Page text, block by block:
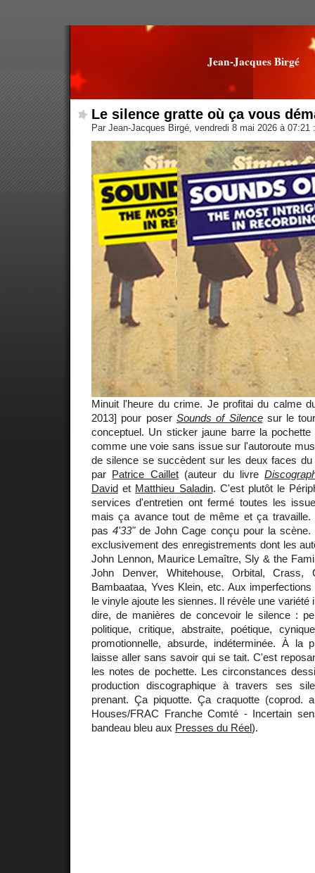
Jean-Jacques Birgé
Le silence gratte où ça vous
Par Jean-Jacques Birgé, vendredi 8 mai 2026 à 07:21
Minuit l'heure du crime. Je profitai du calme
2013] pour poser Sounds of Silencesur le
conceptuel. Un sticker jaune barre la
comme une voie sans issue sur l'autoroute
de silence se succèdent sur les deux faces
par Patrice Caillet(auteur du livre
David et Matthieu Saladin. C'est plutôt le
services d'entretien ont fermé toutes les
mais ça avance tout de même et ça travaille.
pas4'33"de John Cage conçu pour la scène.
exclusivement des enregistrements dont les
John Lennon, Maurice Lemaître, Sly & the
John Denver, Whitehouse, Orbital, Crass,
Bambaataa, Yves Klein, etc. Aux
le vinyle ajoute les siennes. Il révèle une variété
dire, de manières de concevoir le silence :
politique, critique, abstraite, poétique,
promotionnelle, absurde, indéterminée. À la
laisse aller sans savoir qui se tait. C'est
les notes de pochette. Les circonstances
production discographique à travers ses
prenant. Ça piquotte. Ça craquotte (coprod.
Houses/FRAC Franche Comté - Incertain
bandeau bleu aux Presses du Réel).